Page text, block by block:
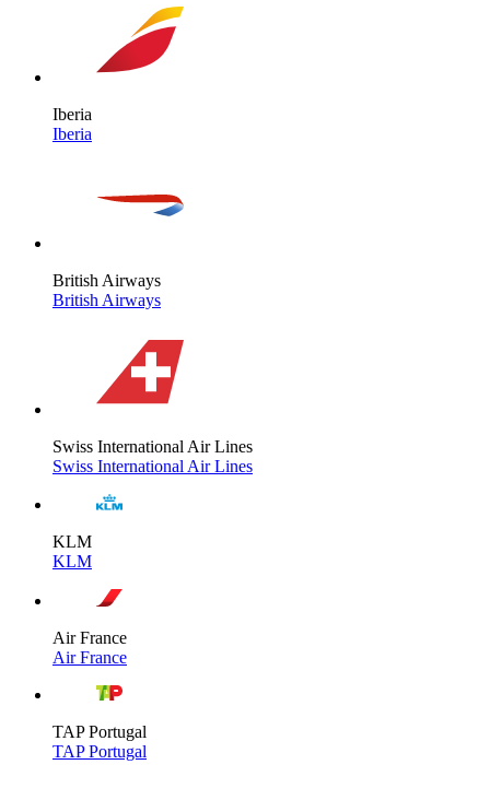
Iberia
Iberia
British Airways
British Airways
Swiss International Air Lines
Swiss International Air Lines
KLM
KLM
Air France
Air France
TAP Portugal
TAP Portugal